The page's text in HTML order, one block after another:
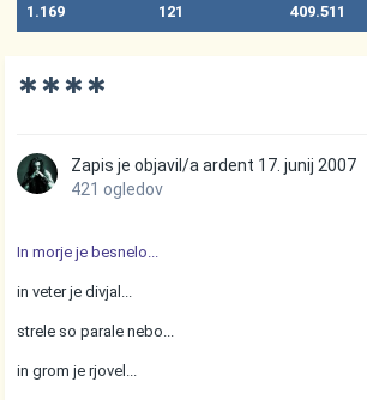
1.169
121
409.511
****
Zapis je objavil/aardent 17. junij 2007
421 ogledov
In morje je besnelo...
in veter je divjal...
strele so parale nebo...
in grom je rjovel...